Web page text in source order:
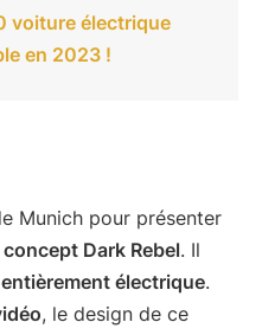
voiture électrique
en 2023 !
Munich pour présenter
Dark Rebel. Il
électrique.
, le design de ce